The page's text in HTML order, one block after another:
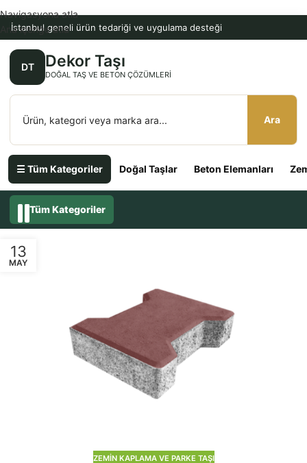
İstanbul geneli ürün tedariği ve uygulama desteği
DT Dekor Taşı
DOĞAL TAŞ VE BETON ÇÖZÜMLERI
Ara
☰ Tüm Kategoriler Doğal Taşlar Beton Elemanları
Navigasyona atla
Ana içeriğe atla
Tüm Kategoriler
13
MAY
ZEMIN KAPLAMA VE PARKE TAŞI